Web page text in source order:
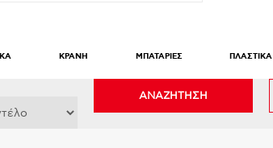
ΚΡΑΝΗ ΜΠΑΤΑΡΙΕΣ ΠΛΑΣΤΙΚΑ
ΑΝΑΖΗΤΗΣΗ